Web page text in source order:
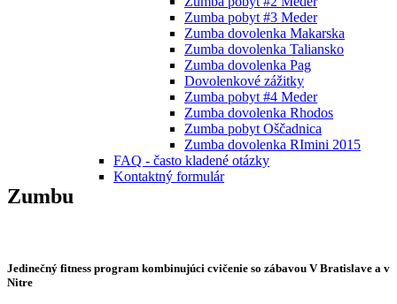
Zumba pobyt #3 Meder
Zumba dovolenka Makarska
Zumba dovolenka Taliansko
Zumba dovolenka Pag
Dovolenkové zážitky
Zumba pobyt #4 Meder
Zumba dovolenka Rhodos
Zumba pobyt Oščadnica
Zumba dovolenka RImini 2015
FAQ - často kladené otázky
Kontaktný formulár
Zumbu
Jedinečný fitness program kombinujúci cvičenie so zábavou V Bratislave a v
Nitre